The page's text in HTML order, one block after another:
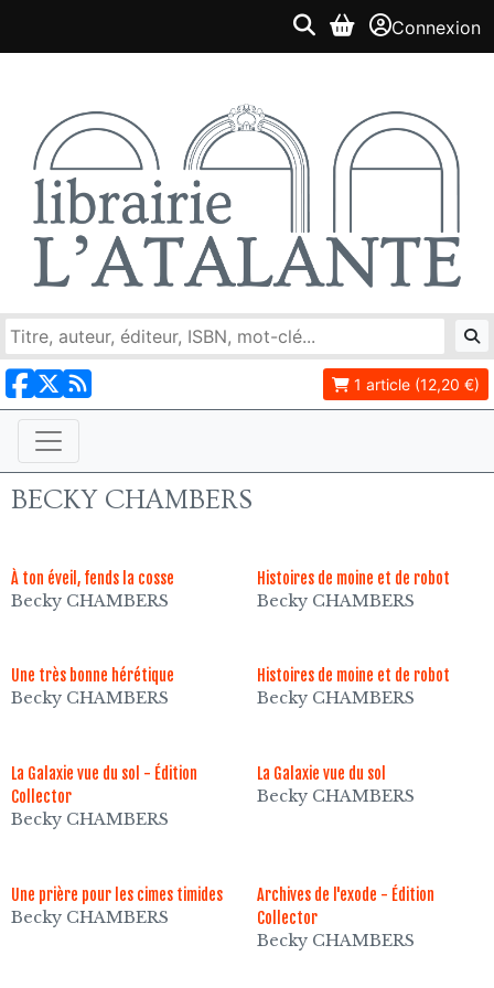
Connexion
1 article (12,20 €)
BECKY CHAMBERS
À ton éveil, fends la cosse
Becky CHAMBERS
Histoires de moine et de robot
Becky CHAMBERS
Une très bonne hérétique
Becky CHAMBERS
Histoires de moine et de robot
Becky CHAMBERS
La Galaxie vue du sol - Édition
Collector
Becky CHAMBERS
La Galaxie vue du sol
Becky CHAMBERS
Une prière pour les cimes timides
Becky CHAMBERS
Archives de l'exode - Édition
Collector
Becky CHAMBERS